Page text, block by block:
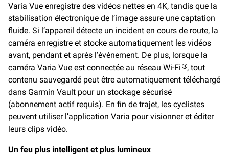
Varia Vue enregistre des vidéos nettes en 4K, tandis que la
stabilisation électronique de l’image assure une captation
fluide. Si l’appareil détecte un incident en cours de route, la
caméra enregistre et stocke automatiquement les vidéos
avant, pendant et après l’événement. De plus, lorsque la
caméra Varia Vue est connectée au réseau Wi-Fi ®, tout
contenu sauvegardé peut être automatiquement téléchargé
dans Garmin Vault pour un stockage sécurisé
(abonnement actif requis). En fin de trajet, les cyclistes
peuvent utiliser l’application Varia pour visionner et éditer
leurs clips vidéo.
Un feu plus intelligent et plus lumineux